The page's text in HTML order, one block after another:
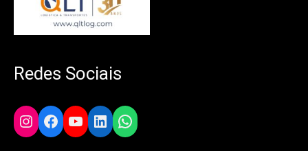
Redes Sociais
Instagram
Facebook
YouTube
LinkedIn
WhatsApp